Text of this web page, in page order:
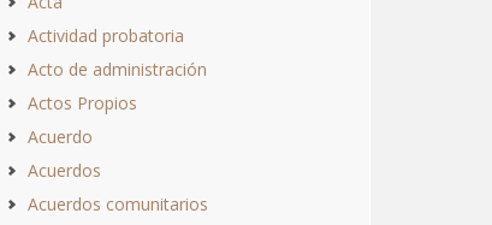
Actividad probatoria
Acto de administración
Actos Propios
Acuerdo
Acuerdos
Acuerdos comunitarios